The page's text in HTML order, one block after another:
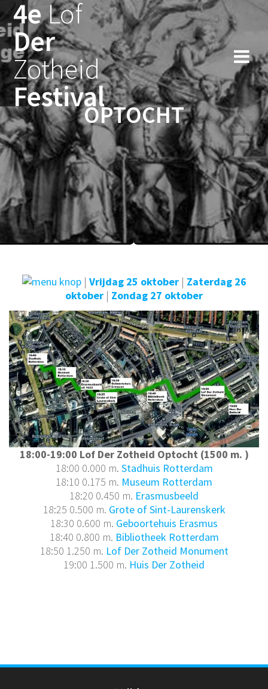
Ga
naar
de
inhoud
4eLof
Der
Zotheid
Festival
OPTOCHT
| Vrijdag 25 oktober| Zaterdag 26
oktober | Zondag 27 oktober
18:00-19:00 Lof Der Zotheid Optocht (1500 m. )
18:00 0.000 m. Stadhuis Rotterdam
18:10 0.175 m. Museum Rotterdam
18:20 0.450 m. Erasmusbeeld
18:25 0.500 m. Grote of Sint-Laurenskerk
18:30 0.600 m. Geboortehuis Erasmus
18:40 0.800 m. Bibliotheek Rotterdam
18:50 1.250 m. Lof Der Zotheid Monument
19:00 1.500 m. Huis Der Zotheid